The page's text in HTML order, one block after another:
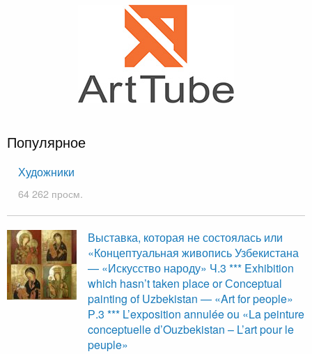
Популярное
Художники
64 262 просм.
Выставка, которая не состоялась или
«Концептуальная живопись Узбекистана
— «Искусство народу» Ч.3 *** Exhibition
which hasn’t taken place or Сonceptual
painting of Uzbekistan — «Art for people»
Р.3 *** L’exposition annulée ou «La peinture
conceptuelle d’Ouzbekistan – L’art pour le
peuple»